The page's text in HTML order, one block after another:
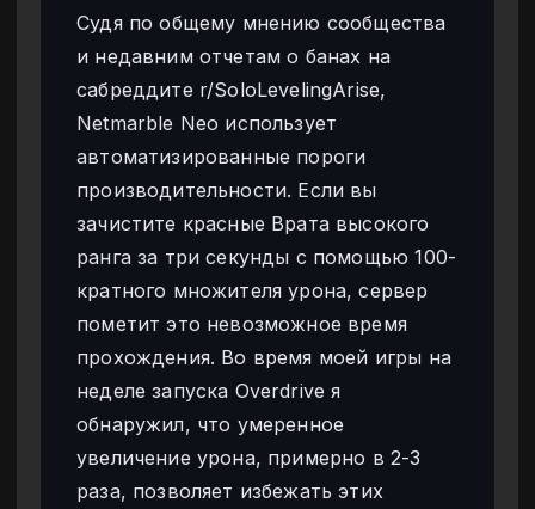
Судя по общему мнению сообщества
и недавним отчетам о банах на
сабреддите r/SoloLevelingArise,
Netmarble Neo использует
автоматизированные пороги
производительности. Если вы
зачистите красные Врата высокого
ранга за три секунды с помощью 100-
кратного множителя урона, сервер
пометит это невозможное время
прохождения. Во время моей игры на
неделе запуска Overdrive я
обнаружил, что умеренное
увеличение урона, примерно в 2-3
раза, позволяет избежать этих